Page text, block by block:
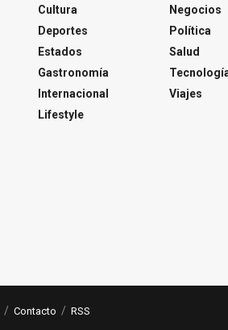
Cultura
Deportes
Estados
Gastronomía
Internacional
Lifestyle
Negocios
Política
Salud
Viajes
Contacto RSS